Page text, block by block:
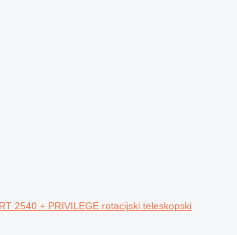
2540 + PRIVILEGE rotacijski teleskopski